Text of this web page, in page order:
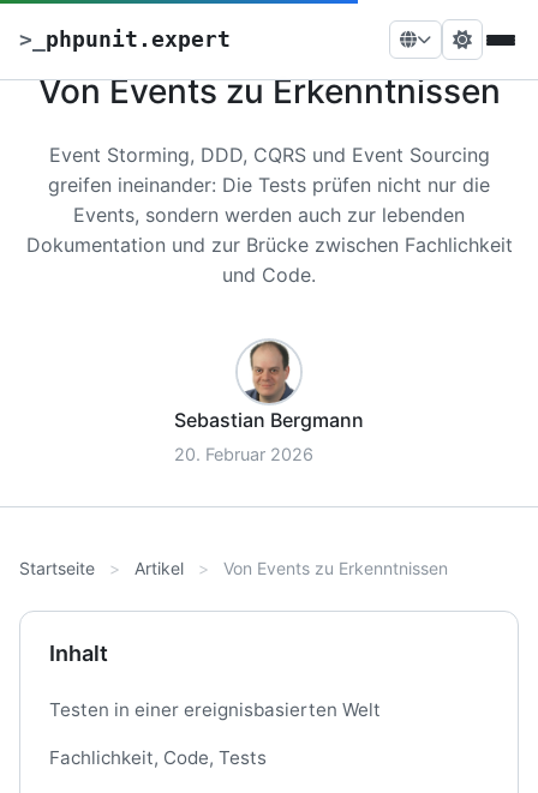
> phpunit.expert
Von Events zu Erkenntnissen
Event Storming, DDD, CQRS und Event Sourcing
greifen ineinander: Die Tests prüfen nicht nur die
Events, sondern werden auch zur lebenden
Dokumentation und zur Brücke zwischen Fachlichkeit
und Code.
Sebastian Bergmann
20. Februar 2026
Startseite Artikel Von Events zu Erkenntnissen
Inhalt
Testen in einer ereignisbasierten Welt
Fachlichkeit, Code, Tests